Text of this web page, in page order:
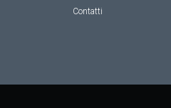
Contatti